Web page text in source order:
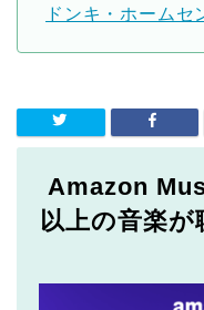
ドンキ・ホームセ
Amazon
以上の音楽